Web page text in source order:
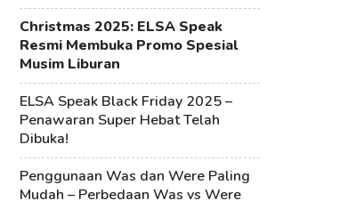
Christmas 2025: ELSA Speak
Resmi Membuka Promo Spesial
Musim Liburan
ELSA Speak Black Friday 2025 –
Penawaran Super Hebat Telah
Dibuka!
Penggunaan Was dan Were Paling
Mudah – Perbedaan Was vs Were